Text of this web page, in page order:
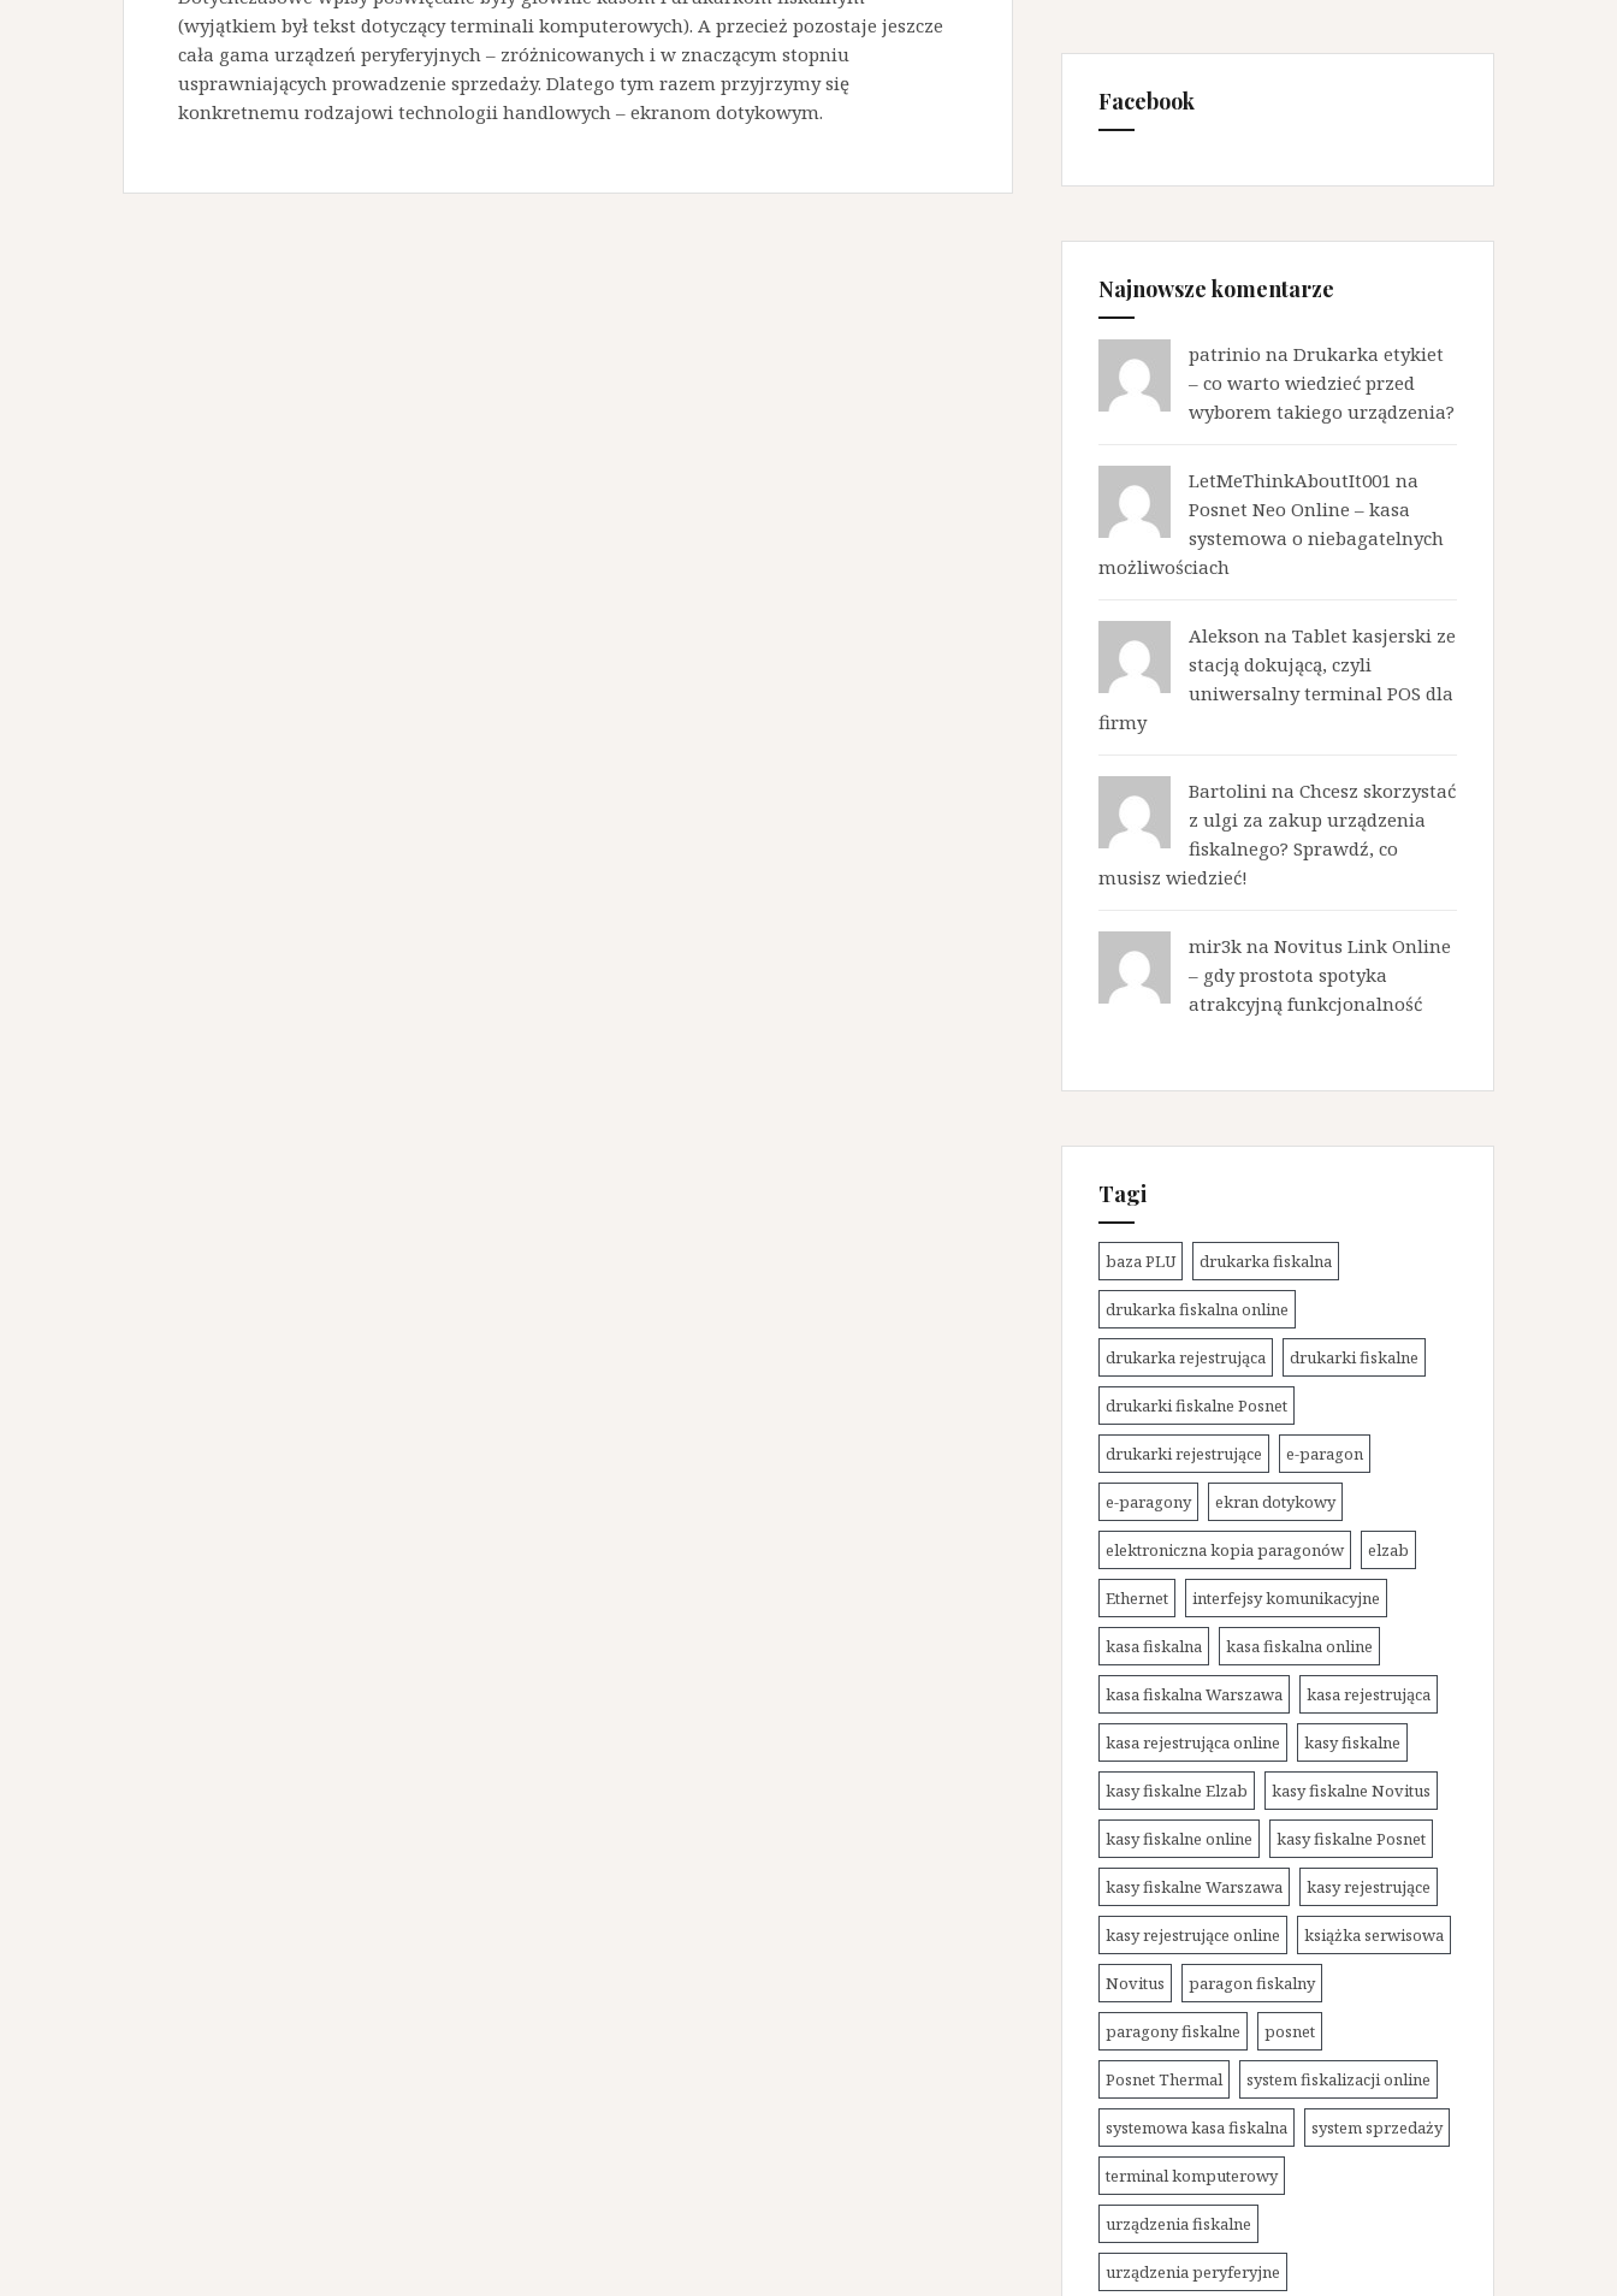
(wyjątkiem był tekst dotyczący terminali komputerowych). A przecież pozostaje jeszcze
cała gama urządzeń peryferyjnych – zróżnicowanych i w znaczącym stopniu
usprawniających prowadzenie sprzedaży. Dlatego tym razem przyjrzymy się
konkretnemu rodzajowi technologii handlowych – ekranom dotykowym.
Facebook
Najnowsze komentarze
patrinio na Drukarka etykiet
– co warto wiedzieć przed
wyborem takiego urządzenia?
LetMeThinkAboutIt001 na
Posnet Neo Online – kasa
systemowa o niebagatelnych
możliwościach
Alekson na Tablet kasjerski ze
stacją dokującą, czyli
uniwersalny terminal POS dla
firmy
Bartolini na Chcesz skorzystać
z ulgi za zakup urządzenia
fiskalnego? Sprawdź, co
musisz wiedzieć!
mir3k na Novitus Link Online
– gdy prostota spotyka
atrakcyjną funkcjonalność
Tagi
baza PLU drukarka fiskalna
drukarka fiskalna online
drukarka rejestrująca drukarki fiskalne
drukarki fiskalne Posnet
drukarki rejestrujące e-paragon
e-paragony ekran dotykowy
elektroniczna kopia paragonów elzab
Ethernet interfejsy komunikacyjne
kasa fiskalna kasa fiskalna online
kasa fiskalna Warszawa kasa rejestrująca
kasa rejestrująca online kasy fiskalne
kasy fiskalne Elzab kasy fiskalne Novitus
kasy fiskalne online kasy fiskalne Posnet
kasy fiskalne Warszawa kasy rejestrujące
kasy rejestrujące online książka serwisowa
Novitus paragon fiskalny
paragony fiskalne posnet
Posnet Thermal system fiskalizacji online
systemowa kasa fiskalna system sprzedaży
terminal komputerowy
urządzenia fiskalne
urządzenia peryferyjne